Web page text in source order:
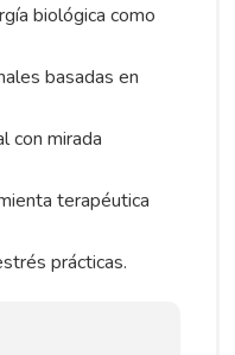
biológica como
basadas en
con mirada
terapéutica
prácticas.